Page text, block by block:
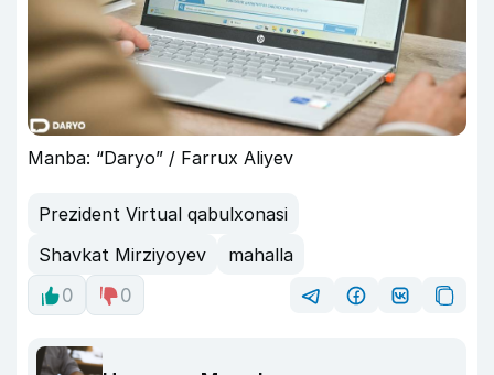
Manba: “Daryo” / Farrux Aliyev
Prezident Virtual qabulxonasi
Shavkat Mirziyoyev
mahalla
0
0